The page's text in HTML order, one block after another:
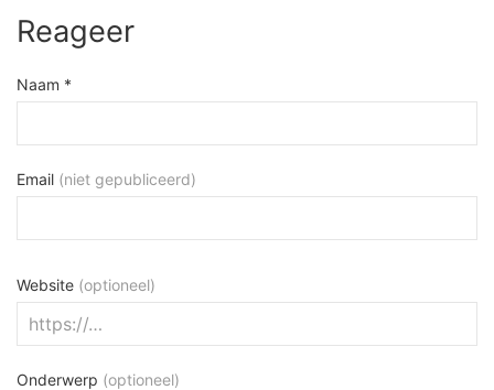
Reageer
Naam *
Email (niet gepubliceerd)
Website (optioneel)
Onderwerp (optioneel)